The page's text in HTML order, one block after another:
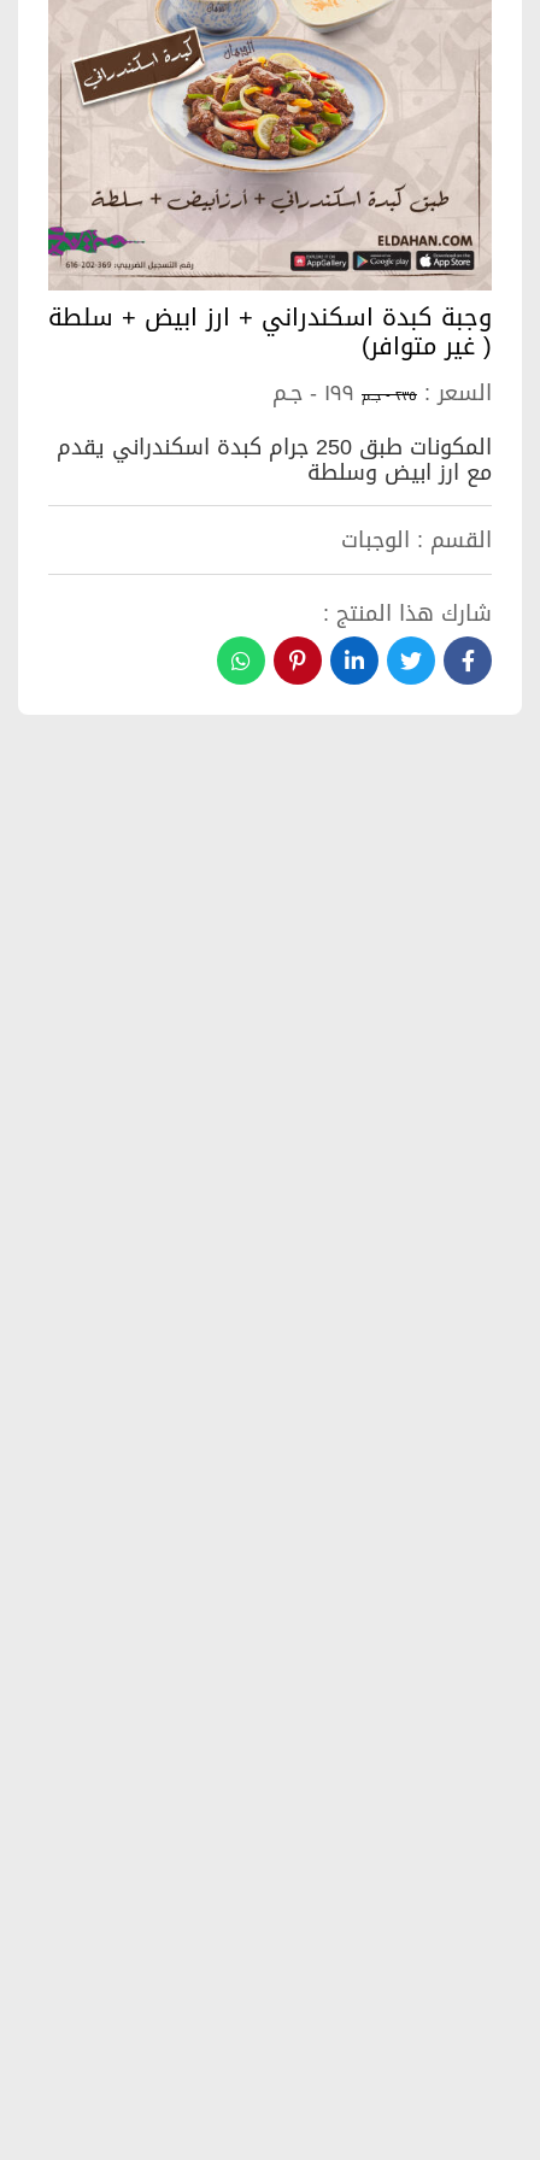
وجبة كبدة اسكندراني + ارز ابيض + سلطة
( غير متوافر)
السعر : ٢٣٥ - جـم
المكونات طبق 250 جرام كبدة اسكندراني يقدم
مع ارز ابيض وسلطة
القسم : الوجبات
شارك هذا المنتج :